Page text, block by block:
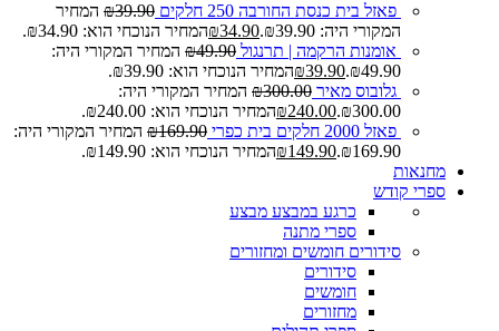
פאזל בית כנסת החורבה 250 חלקים ₪39.90
המחיר
המקורי היה: ₪39.90.
₪34.90
המחיר הנוכחי הוא: ₪34.90.
אומנות הרקמה | תרנגול
₪49.90
המחיר המקורי היה:
₪49.90.
₪39.90
המחיר הנוכחי הוא: ₪39.90.
גלובוס מאיר
₪300.00
המחיר המקורי היה:
₪300.00.
₪240.00
המחיר הנוכחי הוא: ₪240.00.
פאזל 2000 חלקים בית כפרי
₪169.90
המחיר המקורי היה:
₪169.90.
₪149.90
המחיר הנוכחי הוא: ₪149.90.
מחנאות
ספרי קודש
כרגע במבצע מבצע
ספרי מתנה
סידורים חומשים ומחזורים
סידורים
חומשים
מחזורים